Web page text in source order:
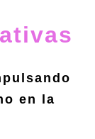
en la